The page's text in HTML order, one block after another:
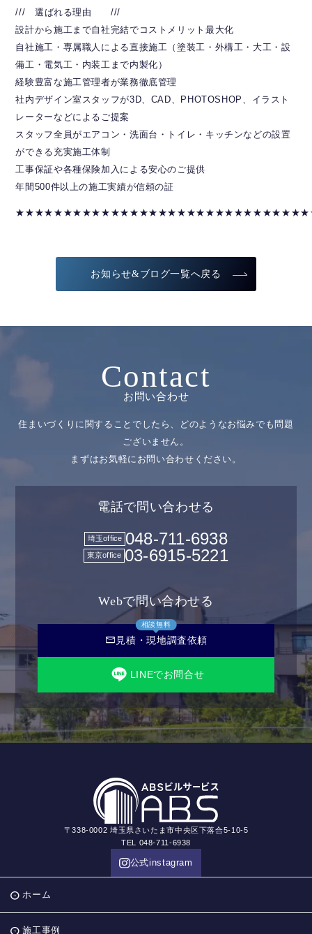
/// 選ばれる理由 ///
設計から施工まで自社完結でコストメリット最大化
自社施工・専属職人による直接施工（塗装工・外構工・大工・設
備工・電気工・内装工まで内製化）
経験豊富な施工管理者が業務徹底管理
社内デザイン室スタッフが3D、CAD、PHOTOSHOP、イラスト
レーターなどによるご提案
スタッフ全員がエアコン・洗面台・トイレ・キッチンなどの設置
ができる充実施工体制
工事保証や各種保険加入による安心のご提供
年間500件以上の施工実績が信頼の証
お知らせ&ブログ一覧へ戻る
Contact
お問い合わせ
住まいづくりに関することでしたら、どのようなお悩みでも問題
ございません。
まずはお気軽にお問い合わせください。
電話で問い合わせる
埼玉office 048-711-6938
東京office 03-6915-5221
Webで問い合わせる
相談無料
mail見積・現地調査依頼
LINEでお問合せ
〒338-0002 埼玉県さいたま市中央区下落合5-10-5
TEL 048-711-6938
公式instagram
ホーム
施工事例